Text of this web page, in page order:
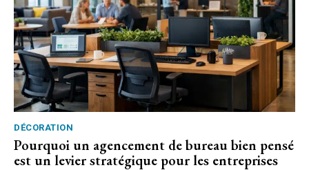
DÉCORATION
Pourquoi un agencement de bureau bien pensé
est un levier stratégique pour les entreprises